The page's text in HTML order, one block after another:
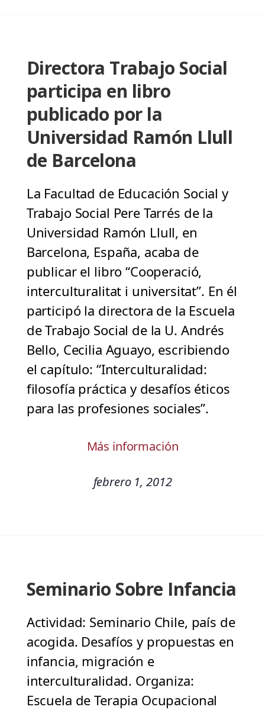
Directora Trabajo Social
participa en libro
publicado por la
Universidad Ramón Llull
de Barcelona
La Facultad de Educación Social y
Trabajo Social Pere Tarrés de la
Universidad Ramón Llull, en
Barcelona, España, acaba de
publicar el libro “Cooperació,
interculturalitat i universitat”. En él
participó la directora de la Escuela
de Trabajo Social de la U. Andrés
Bello, Cecilia Aguayo, escribiendo
el capítulo: “Interculturalidad:
filosofía práctica y desafíos éticos
para las profesiones sociales”.
Más información
febrero 1, 2012
Seminario Sobre Infancia
Actividad: Seminario Chile, país de
acogida. Desafíos y propuestas en
infancia, migración e
interculturalidad. Organiza:
Escuela de Terapia Ocupacional